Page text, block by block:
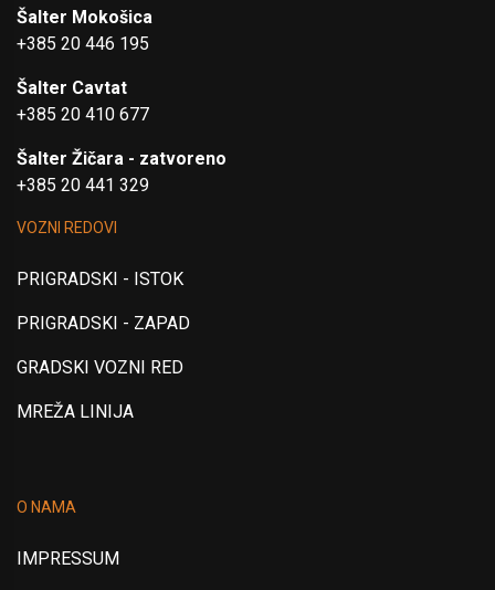
Šalter Mokošica
+385 20 446 195
Šalter Cavtat
+385 20 410 677
Šalter Žičara - zatvoreno
+385 20 441 329
VOZNI REDOVI
PRIGRADSKI - ISTOK
PRIGRADSKI - ZAPAD
GRADSKI VOZNI RED
MREŽA LINIJA
O NAMA
IMPRESSUM